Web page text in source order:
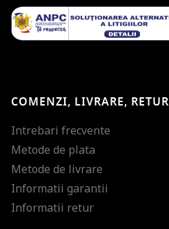
COMENZI, LIVRARE, RETUR
Intrebari frecvente
Metode de plata
Metode de livrare
Informatii garantii
Informatii retur